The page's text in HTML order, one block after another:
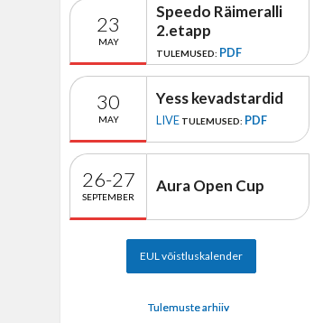
23
MAY
Speedo Räimeralli
2.etapp
TULEMUSED: PDF
30
MAY
Yess kevadstardid
LIVE TULEMUSED: PDF
26-27
SEPTEMBER
Aura Open Cup
EUL võistluskalender
Tulemuste arhiiv